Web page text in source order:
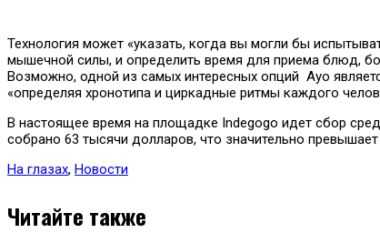
Технология может «указать, когда вы могли бы
мышечной силы, и определить время для приема блюд,
Возможно, одной из самых интересных опций Ayo
«определяя хронотипа и циркадные ритмы каждого
В настоящее время на площадке Indegogo идет сбор
собрано 63 тысячи долларов, что значительно
На глазах, Новости
Читайте также